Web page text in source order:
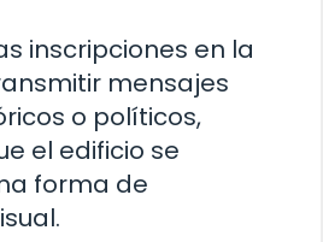
inscripciones en la
mensajes
o políticos,
el edificio se
forma de